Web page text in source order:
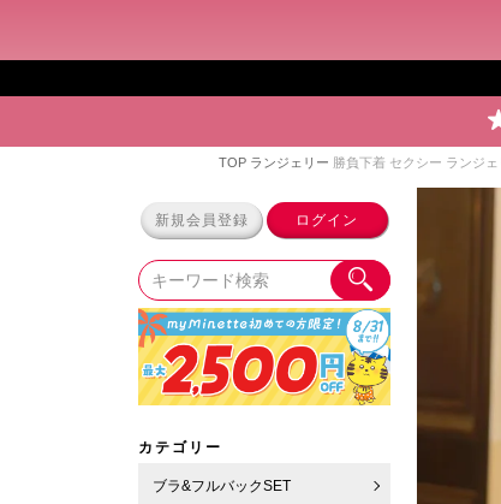
TOP ランジェリー 勝負下着 セクシー ランジ
新規会員登録 ログイン
カテゴリー
ブラ&フルバックSET